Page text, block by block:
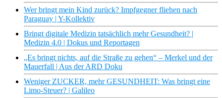
Wer bringt mein Kind zurück? Impfgegner fliehen nach
Paraguay | Y-Kollektiv
Bringt digitale Medizin tatsächlich mehr Gesundheit? |
Medizin 4.0 | Dokus und Reportagen
„Es bringt nichts, auf die Straße zu gehen“ – Merkel und der
Mauerfall | Aus der ARD Doku
Weniger ZUCKER, mehr GESUNDHEIT: Was bringt eine
Limo-Steuer? | Galileo